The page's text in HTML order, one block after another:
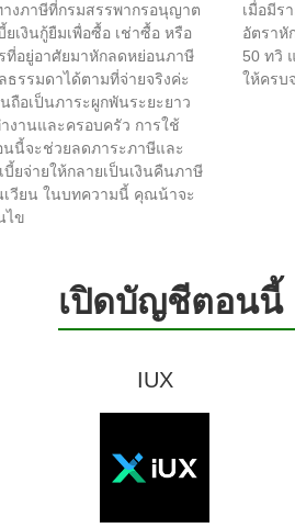
งภาษีที่กรมสรรพากรอนุญาต
ยเงินกู้ยืมเพื่อซื้อ เช่าซื้อ หรือ
ที่อยู่อาศัยมาหักลดหย่อนภาษี
ธรรมดาได้ตามที่จ่ายจริงค่ะ
ถือเป็นภาระผูกพันระยะยาว
งานและครอบครัว การใช้
นี้จะช่วยลดภาระภาษีและ
บี้ยจ่ายให้กลายเป็นเงินคืนภาษี
วียน ในบทความนี้ คุณน้าจะ
ไข
เมื่อมีร
อัตราหั
50 ทวิ
ให้ครบ
เปิดบัญชีตอนนี้
IUX